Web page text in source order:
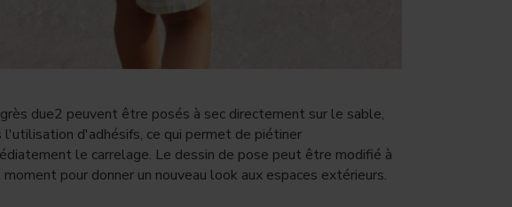
due2 peuvent être posés à sec directement sur le sable,
l'utilisation d'adhésifs, ce qui permet de piétiner
le carrelage. Le dessin de pose peut être modifié à
pour donner un nouveau look aux espaces extérieurs.